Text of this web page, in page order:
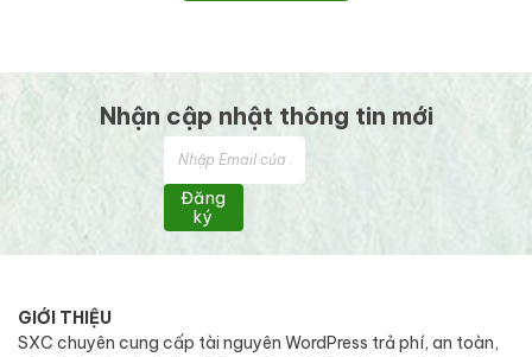
Nhận cập nhật thông tin mới
Đăng
ký
GIỚI THIỆU
SXC chuyên cung cấp tài nguyên WordPress trả phí, an toàn,